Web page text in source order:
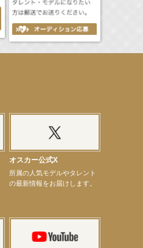
場！
ント決定！
O.A.決定♪
トークショー＆宝塚文化芸術センター昆虫展示イ
に登場！
パワープレイO.A.決定
グレイテスト・ショー」に出演決定！
Reboot Vol.3」開催決定！
オスカー公式X
所属の人気モデルやタレント
の最新情報をお届けします。